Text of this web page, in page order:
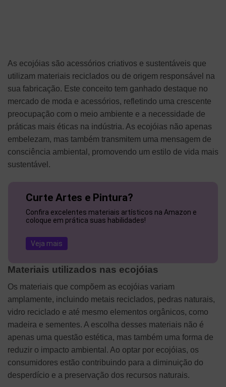
As ecojóias são acessórios criativos e sustentáveis que
utilizam materiais reciclados ou de origem responsável na
sua fabricação. Este conceito tem ganhado destaque no
mercado de moda e acessórios, refletindo uma crescente
preocupação com o meio ambiente e a necessidade de
práticas mais éticas na indústria. As ecojóias não apenas
embelezam, mas também transmitem uma mensagem de
consciência ambiental, promovendo um estilo de vida mais
sustentável.
Curte Artes e Pintura?
Confira excelentes materiais artísticos na Amazon e
coloque em prática suas habilidades!
Veja mais
Materiais utilizados nas ecojóias
Os materiais que compõem as ecojóias variam
amplamente, incluindo metais reciclados, pedras naturais,
vidro reciclado e até mesmo elementos orgânicos, como
madeira e sementes. A escolha desses materiais não é
apenas uma questão estética, mas também uma forma de
reduzir o impacto ambiental. Ao optar por ecojóias, os
consumidores estão contribuindo para a diminuição do
desperdício e a preservação dos recursos naturais.